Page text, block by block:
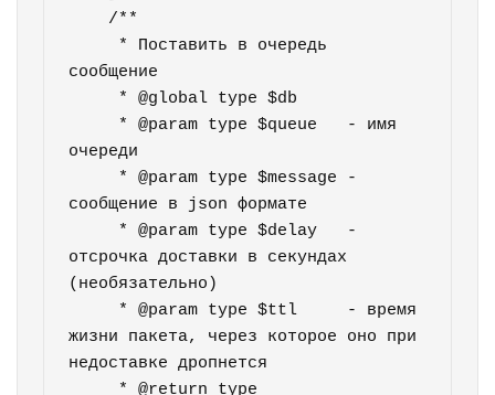
сообщение
очереди
сообщение в json формате
отсрочка доставки в секундах
(необязательно)
жизни пакета, через которое оно при
недоставке дропнется